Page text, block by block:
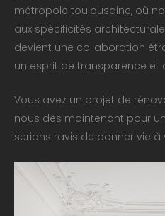
métropole toulousaine, où
aux spécificités
devient une collaboration
un esprit de transparence et
Vous avez un projet de
nous dès maintenant pour
serions ravis de donner vie à